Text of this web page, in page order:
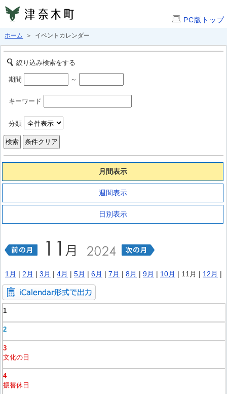
PC版トップ
ホーム ＞ イベントカレンダー
絞り込み検索をする
期間 ～
キーワード
分類
月間表示
週間表示
日別表示
1月 | 2月 | 3月 | 4月 | 5月 | 6月 | 7月 | 8月 | 9月 | 10月 | 11月 | 12月 |
1
2
3
文化の日
4
振替休日